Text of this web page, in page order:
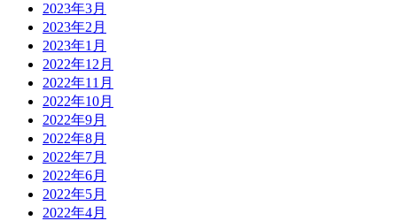
2023年3月
2023年2月
2023年1月
2022年12月
2022年11月
2022年10月
2022年9月
2022年8月
2022年7月
2022年6月
2022年5月
2022年4月